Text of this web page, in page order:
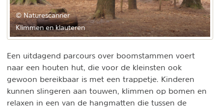
© Naturescanner
Klimmen en klauteren
Een uitdagend parcours over boomstammen voert
naar een houten hut, die voor de kleinsten ook
gewoon bereikbaar is met een trappetje. Kinderen
kunnen slingeren aan touwen, klimmen op bomen en
relaxen in een van de hangmatten die tussen de